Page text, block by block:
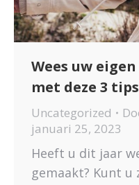
Wees uw
met deze 3 tips
Uncategorized
januari 25, 2023
Heeft u dit jaar
gemaakt? Kunt u